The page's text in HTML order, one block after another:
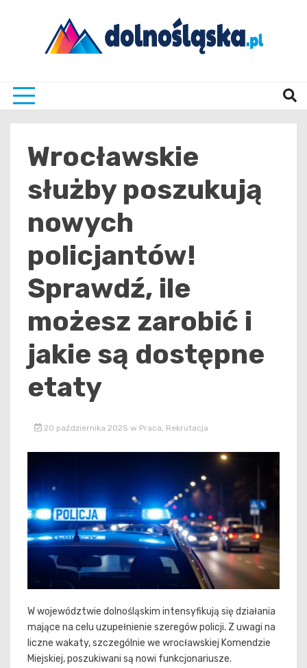
Wrocławskie
służby poszukują
nowych
policjantów!
Sprawdź, ile
możesz zarobić i
jakie są dostępne
etaty
20 października 2025 w Praca Rekrutacja
W województwie dolnośląskim intensyfikują się działania
mające na celu uzupełnienie szeregów policji. Z uwagi na
liczne wakaty, szczególnie we wrocławskiej Komendzie
Miejskiej, poszukiwani są nowi funkcjonariusze.